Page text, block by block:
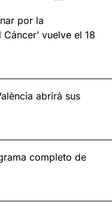
por la
vuelve el 18
abrirá sus
completo de